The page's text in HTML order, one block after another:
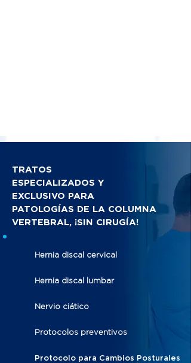
TRATOS
ESPECIALIZADOS Y
EXCLUSIVO PARA
PATOLOGÍAS DE LA COLUMNA
VERTEBRAL, ¡SIN CIRUGÍA!
Hernia discal cervical
Hernia discal lumbar
Nervio ciático
Protocolos preventivos
Protocolo para Cambios Posturales